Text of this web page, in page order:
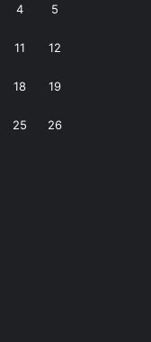
4 5
11 12
18 19
25 26